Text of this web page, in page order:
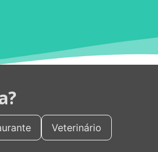
Veterinário